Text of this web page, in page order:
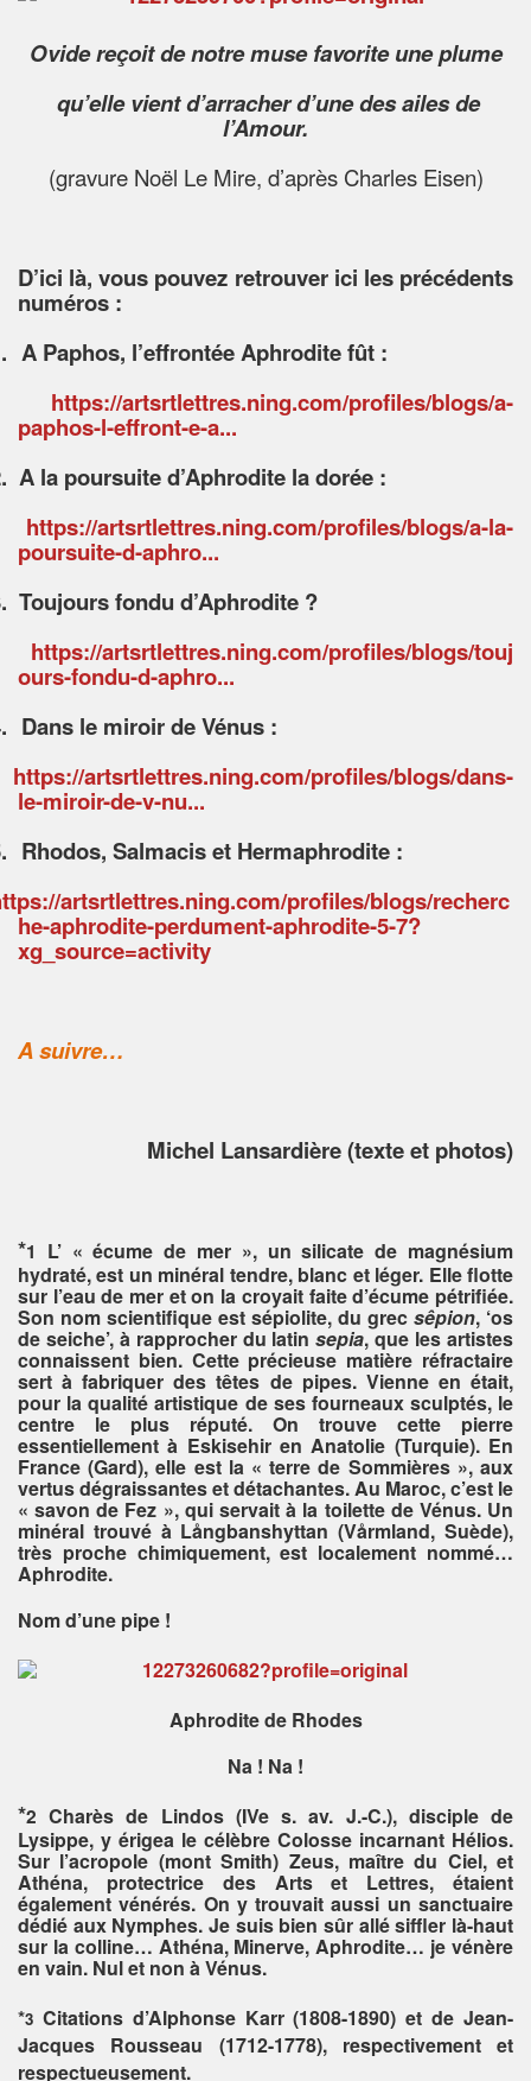
Ovide reçoit de notre muse favorite une plume
qu’elle vient d’arracher d’une des ailes de
l’Amour.
(gravure Noël Le Mire, d’après Charles Eisen)
D’ici là, vous pouvez retrouver ici les précédents
numéros :
A Paphos, l’effrontée Aphrodite fût :
https://artsrtlettres.ning.com/profiles/blogs/a-
paphos-l-effront-e-a...
A la poursuite d’Aphrodite la dorée :
https://artsrtlettres.ning.com/profiles/blogs/a-la-
poursuite-d-aphro...
Toujours fondu d’Aphrodite ?
https://artsrtlettres.ning.com/profiles/blogs/touj
ours-fondu-d-aphro...
Dans le miroir de Vénus :
https://artsrtlettres.ning.com/profiles/blogs/dans-
le-miroir-de-v-nu...
Rhodos, Salmacis et Hermaphrodite :
artsrtlettres.ning.com/profiles/blogs/recherc
he-aphrodite-perdument-aphrodite-5-7?
xg_source=activity
A suivre…
Michel Lansardière (texte et photos)
*1 L’ « écume de mer », un silicate de magnésium
hydraté, est un minéral tendre, blanc et léger. Elle flotte
sur l’eau de mer et on la croyait faite d’écume pétrifiée.
Son nom scientifique est sépiolite, du grec sêpion, ‘os
de seiche’, à rapprocher du latinsepia, que les artistes
connaissent bien. Cette précieuse matière réfractaire
sert à fabriquer des têtes de pipes. Vienne en était,
pour la qualité artistique de ses fourneaux sculptés, le
centre le plus réputé. On trouve cette pierre
essentiellement à Eskisehir en Anatolie (Turquie). En
France (Gard), elle est la « terre de Sommières », aux
vertus dégraissantes et détachantes. Au Maroc, c’est le
« savon de Fez », qui servait à la toilette de Vénus. Un
minéral trouvé à Långbanshyttan (Vårmland, Suède),
très proche chimiquement, est localement nommé…
Aphrodite.
Nom d’une pipe !
Aphrodite de Rhodes
Na ! Na !
*2 Charès de Lindos (IVe s. av. J.-C.), disciple de
Lysippe, y érigea le célèbre Colosse incarnant Hélios.
Sur l’acropole (mont Smith) Zeus, maître du Ciel, et
Athéna, protectrice des Arts et Lettres, étaient
également vénérés. On y trouvait aussi un sanctuaire
dédié aux Nymphes. Je suis bien sûr allé siffler là-haut
sur la colline… Athéna, Minerve, Aphrodite… je vénère
en vain. Nul et non à Vénus.
*3 Citations d’Alphonse Karr (1808-1890) et de Jean-
Jacques Rousseau (1712-1778), respectivement et
respectueusement.